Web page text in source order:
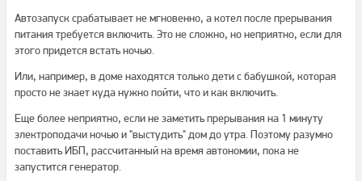
Автозапуск срабатывает не мгновенно, а котел после прерывания
питания требуется включить. Это не сложно, но неприятно, если для
этого придется встать ночью.
Или, например, в доме находятся только дети с бабушкой, которая
просто не знает куда нужно пойти, что и как включить.
Еще более неприятно, если не заметить прерывания на 1 минуту
электроподачи ночью и "выстудить" дом до утра. Поэтому разумно
поставить ИБП, рассчитанный на время автономии, пока не
запустится генератор.